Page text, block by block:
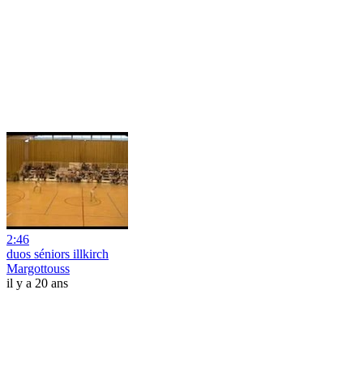
2:46
duos séniors illkirch
Margottouss
il y a 20 ans